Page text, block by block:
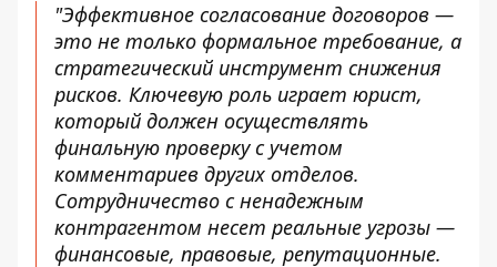
"Эффективное согласование договоров —
это не только формальное требование, а
стратегический инструмент снижения
рисков. Ключевую роль играет юрист,
который должен осуществлять
финальную проверку с учетом
комментариев других отделов.
Сотрудничество с ненадежным
контрагентом несет реальные угрозы —
финансовые, правовые, репутационные.